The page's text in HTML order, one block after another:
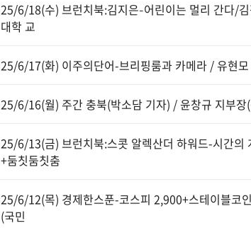
25/6/18(수) 브런치북:김지은–어린이는 멀리 간다/
대학 교
25/6/17(화) 이주의단어-브리핑룸과 카메라 / 유현
25/6/16(월) 주간 충북(박소담 기자) / 윤창규 지부장
25/6/13(금) 브런치북:스콧 알렉산더 하워드-시간의
+둠칫둠칫춤
25/6/12(목) 경제한스푼-코스피 2,900+스테이블코
(국민